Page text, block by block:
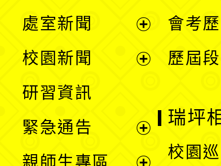
處室新聞
單
校園新聞
選
研習資訊
緊急通告
親師生專區
會考
歷屆
瑞坪
校園